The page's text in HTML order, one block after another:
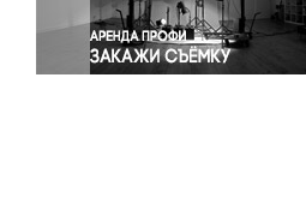
Экономика и бизнес